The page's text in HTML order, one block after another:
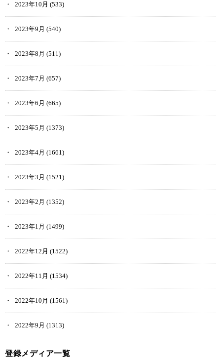
2023年10月 (533)
2023年9月 (540)
2023年8月 (511)
2023年7月 (657)
2023年6月 (665)
2023年5月 (1373)
2023年4月 (1661)
2023年3月 (1521)
2023年2月 (1352)
2023年1月 (1499)
2022年12月 (1522)
2022年11月 (1534)
2022年10月 (1561)
2022年9月 (1313)
登録メディア一覧